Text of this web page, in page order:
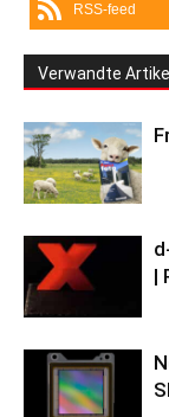
RSS-feed
Verwandte Artikel
|